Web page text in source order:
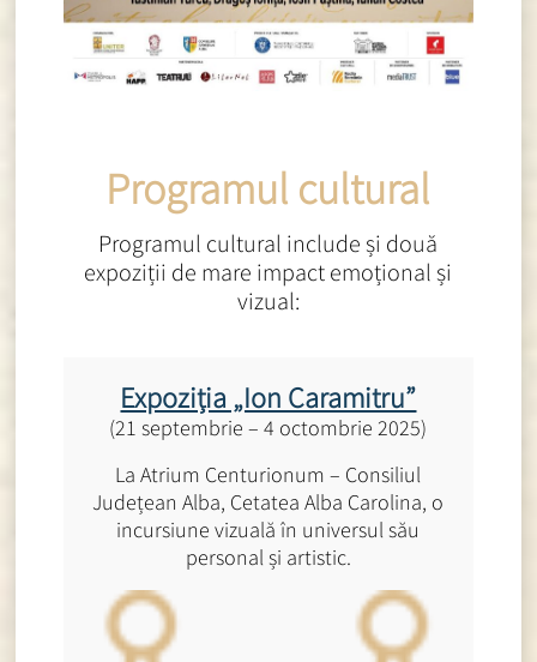
Programul cultural
Programul cultural include și două
expoziții de mare impact emoțional și
vizual:
Expoziția „Ion Caramitru”
(21 septembrie – 4 octombrie 2025)
La Atrium Centurionum – Consiliul
Județean Alba, Cetatea Alba Carolina, o
incursiune vizuală în universul său
personal și artistic.